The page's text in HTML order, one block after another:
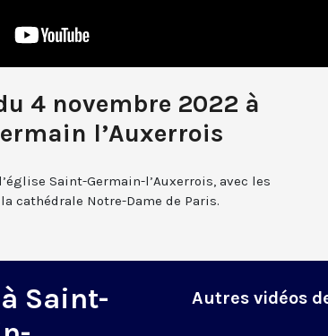
4 novembre 2022 à
l’Auxerrois
Saint-Germain-l’Auxerrois, avec les
cathédrale Notre-Dame de Paris.
Saint-
Autres vidéos